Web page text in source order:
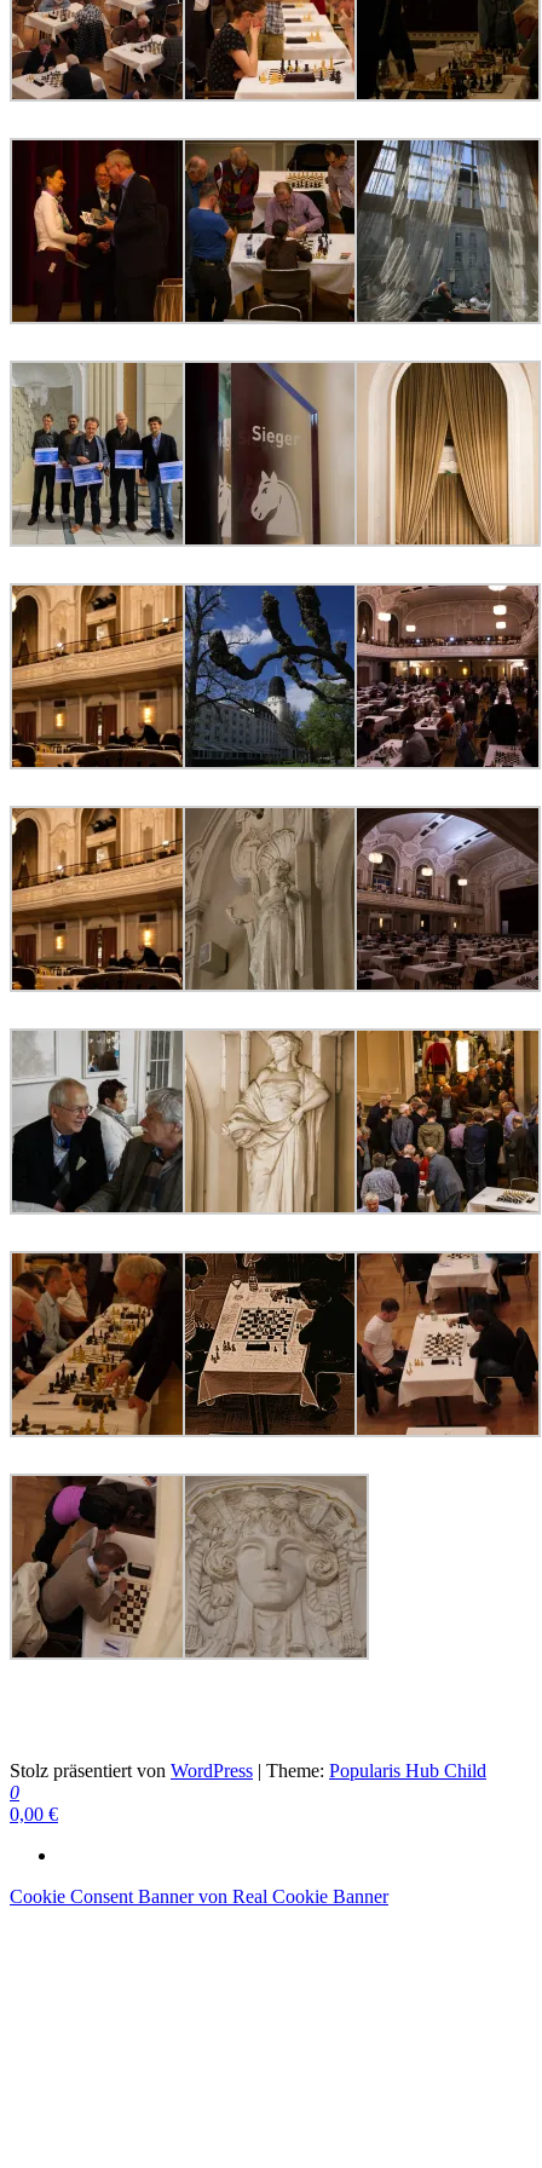
Stolz präsentiert von WordPress | Theme: Popularis Hub Child
0
0,00 €
Cookie Consent Banner von Real Cookie Banner